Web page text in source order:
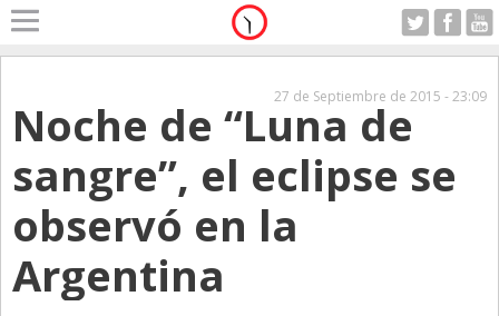
Home
Alerta
Anticipo
Campo
Club House
Domingo 09.08.2026
27 de Septiembre de 2015 - 23:09
Noche de “Luna de
sangre”, el eclipse se
observó en la
Argentina